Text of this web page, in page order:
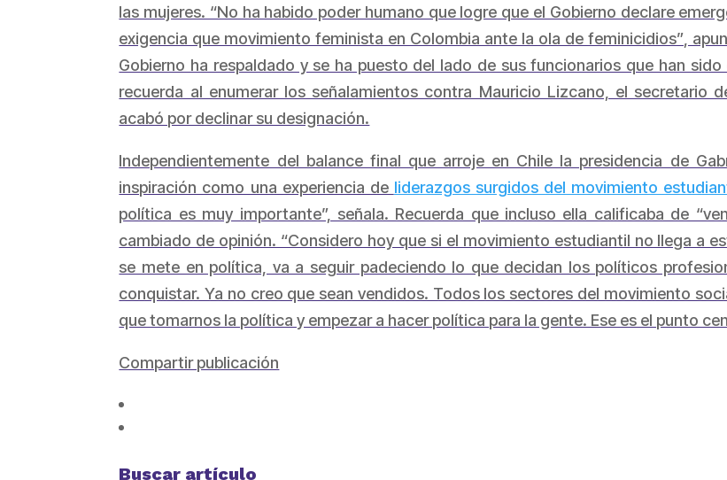
las mujeres. “No ha habido poder humano que logre que el Gobierno declare
exigencia que movimiento feminista en Colombia ante la ola de feminicidios”,
Gobierno ha respaldado y se ha puesto del lado de sus funcionarios que han
recuerda al enumerar los señalamientos contra Mauricio Lizcano, el secretario
acabó por declinar su designación.
Independientemente del balance final que arroje en Chile la presidencia de
inspiración como una experiencia de liderazgos surgidos del movimiento
política es muy importante”, señala. Recuerda que incluso ella calificaba de
cambiado de opinión. “Considero hoy que si el movimiento estudiantil no llega a
se mete en política, va a seguir padeciendo lo que decidan los políticos
conquistar. Ya no creo que sean vendidos. Todos los sectores del movimiento
que tomarnos la política y empezar a hacer política para la gente. Ese es el punto
Compartir publicación
Buscar artículo